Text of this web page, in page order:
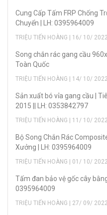
Cung Cấp Tấm FRP Chống
Chuyển | LH: 0395964009
TRIỆU TIẾN HOÀNG | 16/ 10/ 2022
Song chắn rác gang cầu
Toàn Quốc
TRIỆU TIẾN HOÀNG | 14/ 10/ 2022
Sản xuẩt bó vỉa gang cầu |
2015 || LH: 0353842797
TRIỆU TIẾN HOÀNG | 11/ 10/ 2022
Bộ Song Chắn Rác
Xưởng | LH: 0395964009
TRIỆU TIẾN HOÀNG | 01/ 10/ 2022
Tấm đan bảo vệ gốc cây
0395964009
TRIỆU TIẾN HOÀNG | 27/ 09/ 2022